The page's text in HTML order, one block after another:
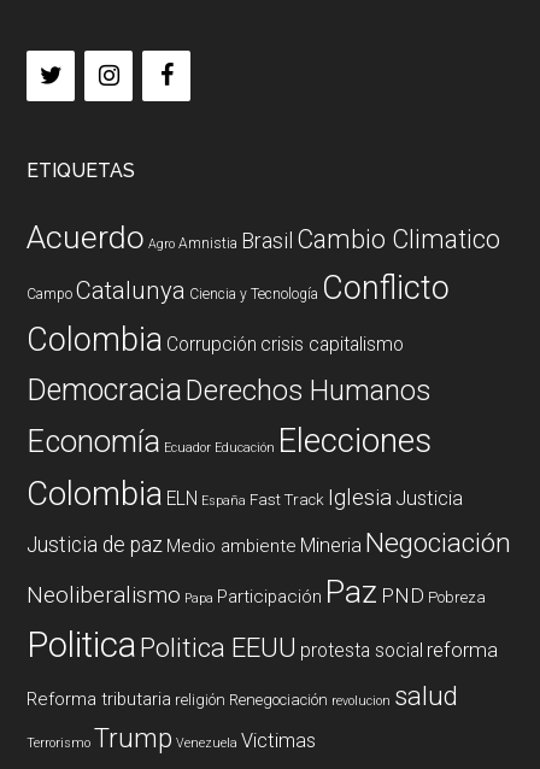
ETIQUETAS
Acuerdo Agro Amnistia Brasil Cambio Climatico
Campo Catalunya Ciencia y Tecnología Conflicto
Colombia Corrupción crisis capitalismo
DemocraciaDerechos Humanos
Economía Ecuador Educación Elecciones
Colombia ELN España Fast Track Iglesia Justicia
Justicia de paz Medio ambiente Mineria Negociación
Neoliberalismo Papa Participación Paz PND Pobreza
PoliticaPolitica EEUU protesta social reforma
Reforma tributaria religión Renegociación revolucion salud
Terrorismo Trump Venezuela Victimas